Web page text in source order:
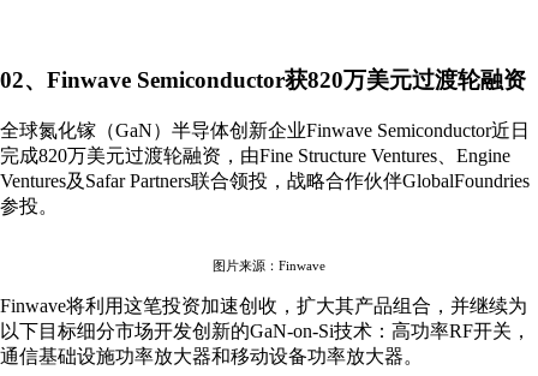
02、Finwave Semiconductor获820万美元过渡轮融资
全球氮化镓（GaN）半导体创新企业Finwave Semiconductor近日
完成820万美元过渡轮融资，由Fine Structure Ventures、Engine
Ventures及Safar Partners联合领投，战略合作伙伴GlobalFoundries
参投。
图片来源：Finwave
Finwave将利用这笔投资加速创收，扩大其产品组合，并继续为
以下目标细分市场开发创新的GaN-on-Si技术：高功率RF开关，
通信基础设施功率放大器和移动设备功率放大器。